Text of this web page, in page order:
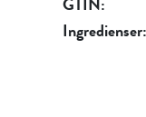
Ingredienser: